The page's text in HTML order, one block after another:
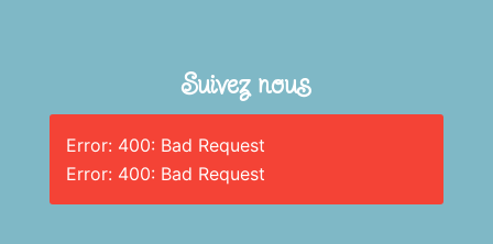
Suivez nous
Error: 400: Bad Request
Error: 400: Bad Request